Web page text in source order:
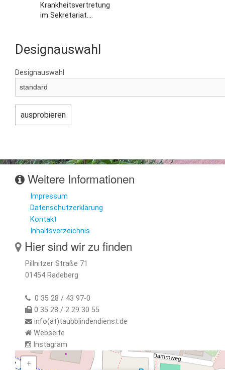
Krankheitsvertretung
im Sekretariat....
Designauswahl
Designauswahl
Weitere Informationen
Impressum
Datenschutzerklärung
Kontakt
Inhaltsverzeichnis
Hier sind wir zu finden
Pillnitzer Straße 71
01454 Radeberg
0 35 28 / 43 97-0
0 35 28 / 2 29 30 55
info(at)taubblindendienst.de
Webseite
Instagram
+